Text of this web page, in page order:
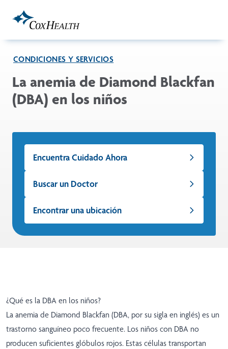
CONDICIONES Y SERVICIOS
La anemia de Diamond Blackfan
(DBA) en los niños
Encuentra Cuidado Ahora
Buscar un Doctor
Encontrar una ubicación
¿Qué es la DBA en los niños?
La anemia de Diamond Blackfan (DBA, por su sigla en inglés) es un
trastorno sanguíneo poco frecuente. Los niños con DBA no
producen suficientes glóbulos rojos. Estas células transportan